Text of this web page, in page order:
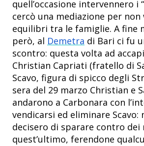
quell’occasione intervennero i
cercò una mediazione per non
equilibri tra le famiglie. A fine
però, al Demetra di Bari ci fu
scontro: questa volta ad
Christian Capriati (fratello di
Scavo, figura di spicco degli
sera del 29 marzo Christian e
andarono a Carbonara con
vendicarsi ed eliminare
decisero di sparare contro dei
quest’ultimo, ferendone